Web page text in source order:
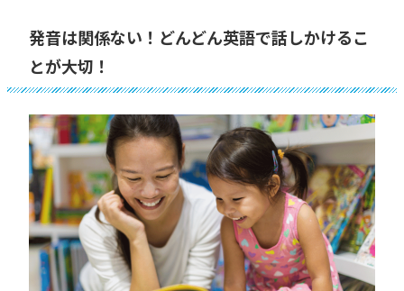
発音は関係ない！どんどん英語で話しかけるこ
とが大切！